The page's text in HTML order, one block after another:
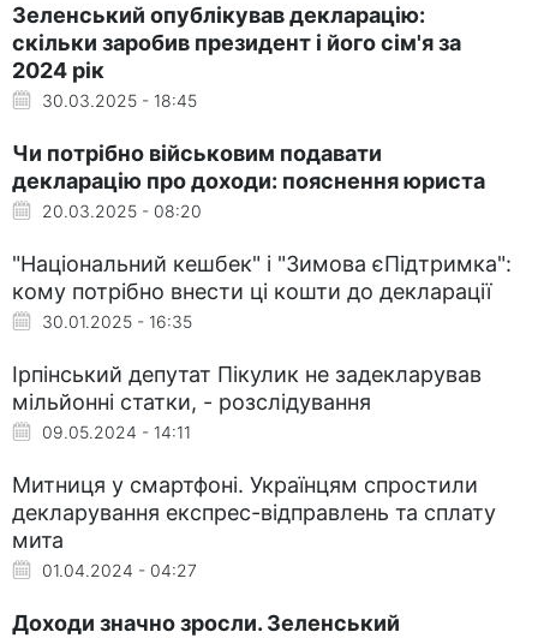
Зеленський опублікував декларацію:
скільки заробив президент і його сім'я за
2024 рік
30.03.2025 - 18:45
Чи потрібно військовим подавати
декларацію про доходи: пояснення юриста
20.03.2025 - 08:20
"Національний кешбек" і "Зимова єПідтримка":
кому потрібно внести ці кошти до декларації
30.01.2025 - 16:35
Ірпінський депутат Пікулик не задекларував
мільйонні статки, - розслідування
09.05.2024 - 14:11
Митниця у смартфоні. Українцям спростили
декларування експрес-відправлень та сплату
мита
01.04.2024 - 04:27
Доходи значно зросли. Зеленський